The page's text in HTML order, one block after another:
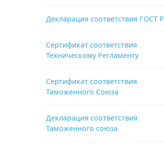
Декларация соответствия ГОСТ Р
Сертификат соответствия
Техническому Регламенту
Сертификат соответствия
Таможенного Союза
Декларация соответствия
Таможенного союза